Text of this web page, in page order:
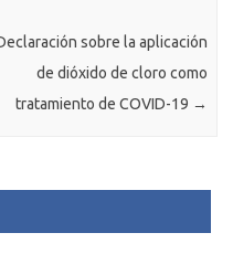
sobre la aplicación
de dióxido de cloro como
tratamiento de COVID-19 →